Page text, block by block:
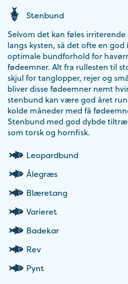
Stenbund
Selvom det kan føles
langs kysten, så det ofte en
optimale bundforhold for
fødeemner. Alt fra rullesten til
skjul for tanglopper, rejer og
bliver disse fødeemner nemt
stenbund kan være god året
kolde måneder med få
Stenbund med god dybde
som torsk og hornfisk.
Leopardbund
Ålegræs
Blæretang
Varieret
Badekar
Rev
Pynt